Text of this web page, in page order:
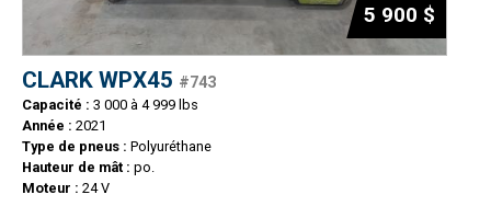
5 900 $
CLARK WPX45 #743
Capacité : 3 000 à 4 999 lbs
Année : 2021
Type de pneus : Polyuréthane
Hauteur de mât : po.
Moteur : 24 V